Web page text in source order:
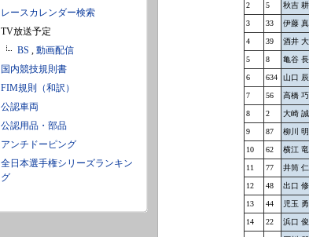
レースカレンダー検索
TV放送予定
BS , 動画配信
国内競技規則書
FIM規則（和訳）
公認車両
公認用品・部品
アンチドーピング
全日本選手権シリーズランキン
グ
2 5 秋吉
3 33 伊藤
4 39 酒井
5 8 亀谷
6 634 山口
7 56 高橋 巧
8 2 大崎
9 87 柳川 明
10 62 横江 竜
11 77 井筒
12 48 出口 修
13 44 児玉
14 22 浜口